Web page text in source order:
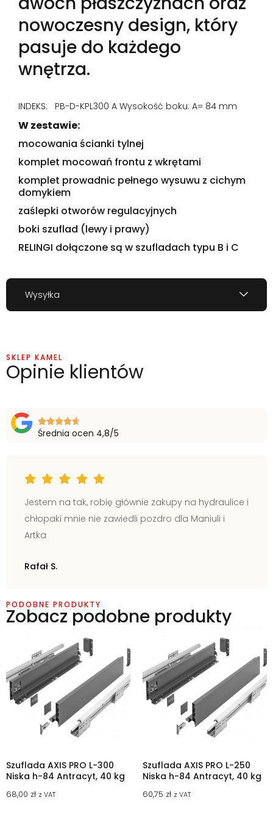
nowoczesny design, który
pasuje do każdego
wnętrza.
INDEKS: PB-D-KPL300 A Wysokość boku: A= 84 mm
W zestawie:
mocowania ścianki tylnej
komplet mocowań frontu z wkrętami
komplet prowadnic pełnego wysuwu z cichym
domykiem
zaślepki otworów regulacyjnych
boki szuflad (lewy i prawy)
RELINGI dołączone są w szufladach typu B i C
Wysyłka
SKLEP KAMEL
Opinie klientów
Średnia ocen 4,8/5
Jestem na tak, robię głównie zakupy na hydraulice i
chłopaki mnie nie zawiedli pozdro dla Maniuli i
Artka
Rafał S.
PODOBNE PRODUKTY
Zobacz podobne produkty
Szuflada AXIS PRO L-300
Niska h-84 Antracyt, 40 kg
68,00 zł z VAT
Szuflada AXIS PRO L-250
Niska h-84 Antracyt, 40 kg
60,75 zł z VAT